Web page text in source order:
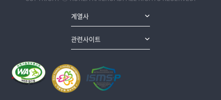
계열사
관련사이트